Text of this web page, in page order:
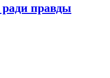
ради правды